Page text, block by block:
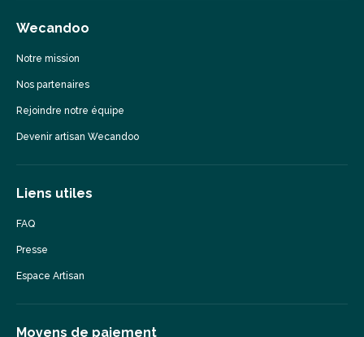
Wecandoo
Notre mission
Nos partenaires
Rejoindre notre équipe
Devenir artisan Wecandoo
Liens utiles
FAQ
Presse
Espace Artisan
Moyens de paiement